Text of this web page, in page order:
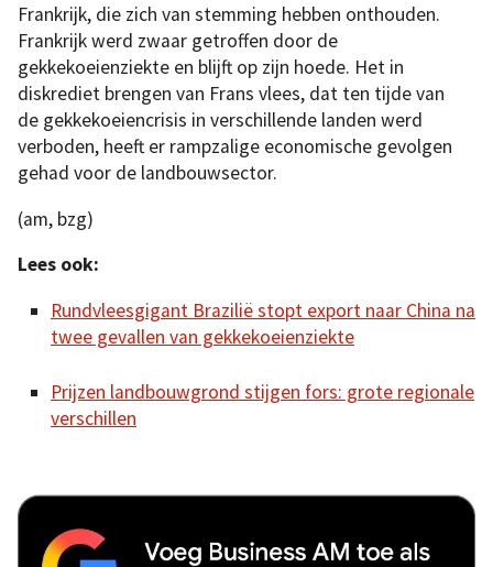
Frankrijk, die zich van stemming hebben onthouden.
Frankrijk werd zwaar getroffen door de
gekkekoeienziekte en blijft op zijn hoede. Het in
diskrediet brengen van Frans vlees, dat ten tijde van
de gekkekoeiencrisis in verschillende landen werd
verboden, heeft er rampzalige economische gevolgen
gehad voor de landbouwsector.
(am, bzg)
Lees ook:
Rundvleesgigant Brazilië stopt export naar China na
twee gevallen van gekkekoeienziekte
Prijzen landbouwgrond stijgen fors: grote regionale
verschillen